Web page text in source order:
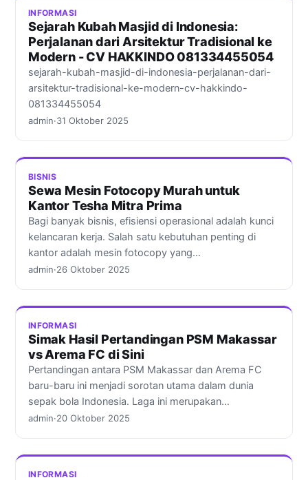
INFORMASI
Sejarah Kubah Masjid di Indonesia:
Perjalanan dari Arsitektur Tradisional ke
Modern - CV HAKKINDO 081334455054
sejarah-kubah-masjid-di-indonesia-perjalanan-dari-
arsitektur-tradisional-ke-modern-cv-hakkindo-
081334455054
admin·31 Oktober 2025
BISNIS
Sewa Mesin Fotocopy Murah untuk
Kantor Tesha Mitra Prima
Bagi banyak bisnis, efisiensi operasional adalah kunci
kelancaran kerja. Salah satu kebutuhan penting di
kantor adalah mesin fotocopy yang…
admin·26 Oktober 2025
INFORMASI
Simak Hasil Pertandingan PSM Makassar
vs Arema FC di Sini
Pertandingan antara PSM Makassar dan Arema FC
baru-baru ini menjadi sorotan utama dalam dunia
sepak bola Indonesia. Laga ini merupakan…
admin·20 Oktober 2025
INFORMASI